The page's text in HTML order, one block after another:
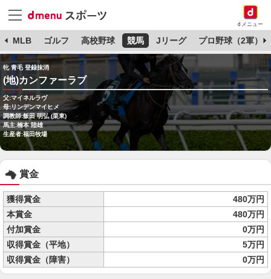
dメニュー
MLB ゴルフ 高校野球 競馬 Jリーグ プロ野球（2軍）
牝 青毛 登録抹消
(地)カンファーラブ
父:マイネルラヴ
母:リンデンマイヒメ
調教師:飯田 明弘 (栗東)
馬主:楠本 陸雄
生産者:福田牧場
賞金
獲得賞金
480万円
本賞金
480万円
付加賞金
0万円
収得賞金（平地）
5万円
収得賞金（障害）
0万円